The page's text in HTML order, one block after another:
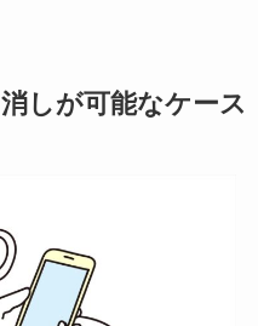
しが可能なケース